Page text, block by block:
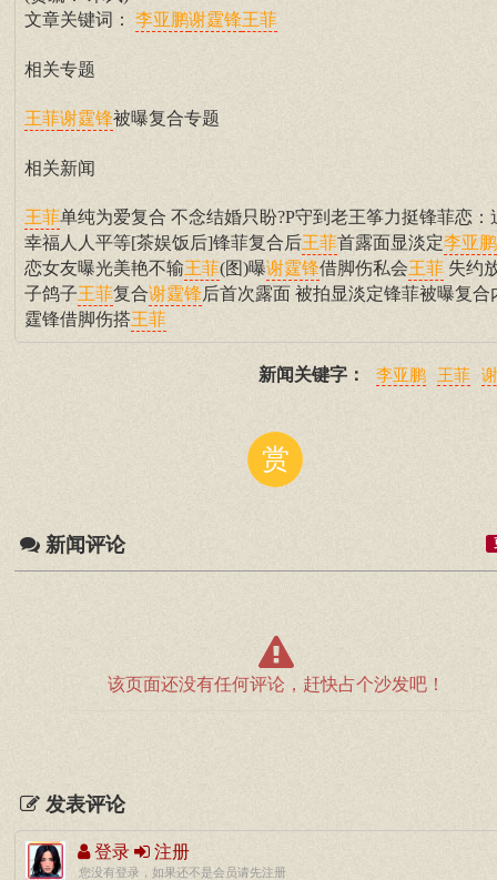
文章关键词： 李亚鹏谢霆锋王菲
相关专题
王菲谢霆锋被曝复合专题
相关新闻
王菲单纯为爱复合 不念结婚只盼?P守到老王筝力挺锋菲恋：
幸福人人平等[茶娱饭后]锋菲复合后王菲首露面显淡定李亚鹏
恋女友曝光美艳不输王菲(图)曝谢霆锋借脚伤私会王菲 失约
子鸽子王菲复合谢霆锋后首次露面 被拍显淡定锋菲被曝复合
霆锋借脚伤搭王菲
新闻关键字： 李亚鹏 王菲
赏
新闻评论
该页面还没有任何评论，赶快占个沙发吧！
发表评论
登录 注册
您没有登录，如果还不是会员请先注册